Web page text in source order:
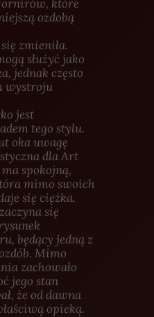
które
ozdobą
zmieniła.
służyć jako
jednak często
wystroju
jest
tego stylu.
oka uwagę
dla Art
spokojną,
mimo swoich
się ciężka.
się
będący jedną z
Mimo
zachowało
jego stan
że od dawna
opieką.